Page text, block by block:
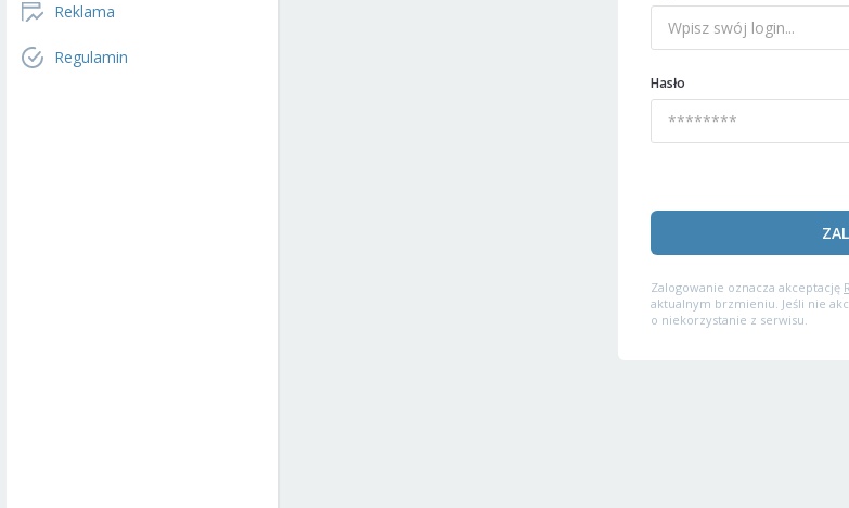
Reklama
Regulamin
Hasło
Zalogowanie oznacza akceptację
aktualnym brzmieniu. Jeśli nie
o niekorzystanie z serwisu.